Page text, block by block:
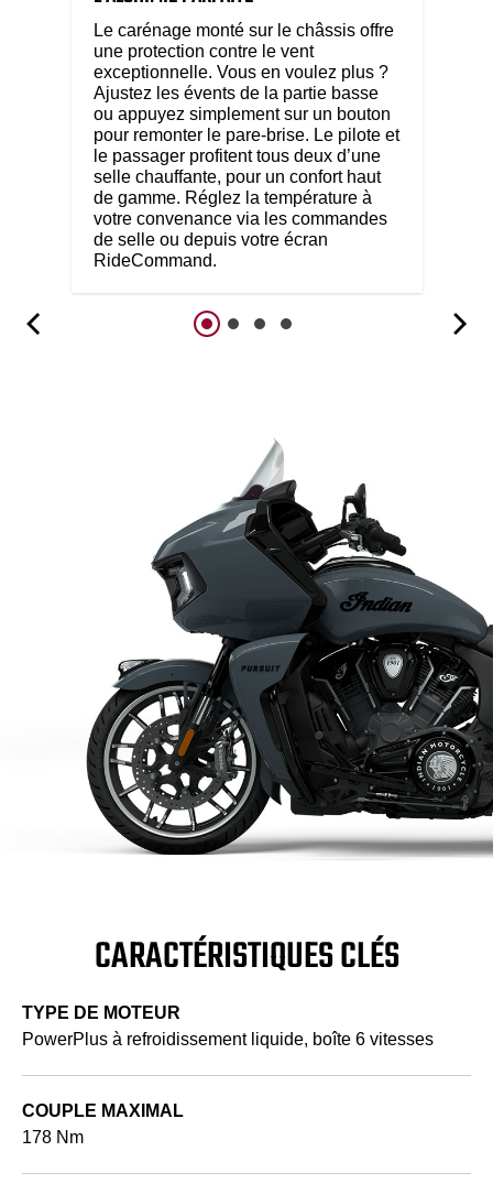
Le carénage monté sur le châssis offre
une protection contre le vent
exceptionnelle. Vous en voulez plus ?
Ajustez les évents de la partie basse
ou appuyez simplement sur un bouton
pour remonter le pare-brise. Le pilote et
le passager profitent tous deux d’une
selle chauffante, pour un confort haut
de gamme. Réglez la température à
votre convenance via les commandes
de selle ou depuis votre écran
RideCommand.
CARACTÉRISTIQUES CLÉS
TYPE DE MOTEUR
PowerPlus à refroidissement liquide, boîte 6 vitesses
COUPLE MAXIMAL
178 Nm